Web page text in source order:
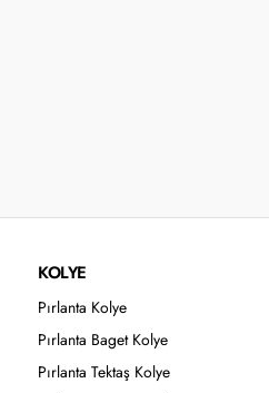
KOLYE
Pırlanta Kolye
Pırlanta Baget Kolye
Pırlanta Tektaş Kolye